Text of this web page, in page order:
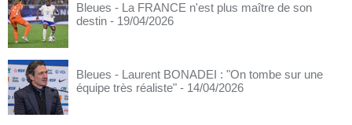
Bleues - La FRANCE n'est plus maître de son
destin - 19/04/2026
Bleues - Laurent BONADEI : "On tombe sur une
équipe très réaliste" - 14/04/2026